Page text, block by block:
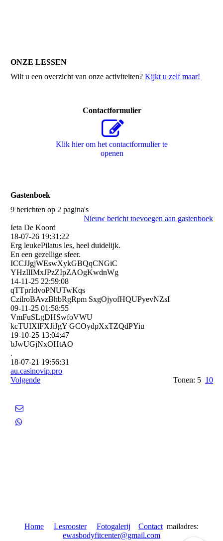
ONZE LESSEN
Wilt u een overzicht van onze activiteiten? Kijkt u zelf maar!
Contactformulier
Klik hier om het contactformulier te
openen
Gastenboek
9 berichten op 2 pagina's
Nieuw bericht toevoegen aan gastenboek
Ieta De Koord
18-07-26 19:31:22
Erg leukePilatus les, heel duidelijk.
En een gezellige sfeer.
ICCJJgjWEswXykGBQqCNGiC
YHzIlIMxJPzZIpZAOgKwdnWg
14-11-25 22:59:08
qTTprIdvoPNUTwKqs
CzilroBAvzBhbRgRpm SxgOjyofHQUPyevNZsI
09-11-25 01:58:55
VmFuSLgDHSwfoVWU
kcTUIXlFXJiJgY GCOydpXxTZQdPYiu
19-10-25 13:04:47
bJwUGjNxOHtAO
.
18-07-21 19:56:31
au.­casinovip.­pro
Volgende
Tonen: 5 10
Home Lesrooster Fotogalerij Contact mailadres:
ewasbodyfitcenter@gmail.com